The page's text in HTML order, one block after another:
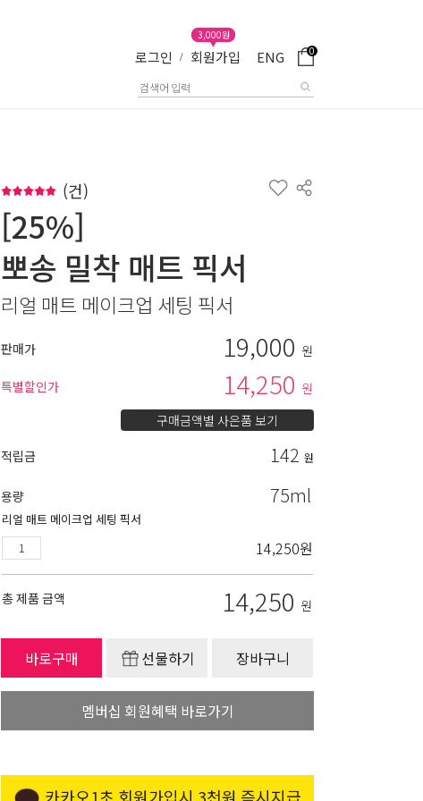
로그인 / 회원가입
3,000원
ENG 0
(건)
[25%]
뽀송 밀착 매트 픽서
리얼 매트 메이크업 세팅 픽서
판매가 19,000 원
특별할인가
14,250 원
구매금액별 사은품 보기
적립금
142 원
용량 75ml
리얼 매트 메이크업 세팅 픽서
14,250원
총 제품 금액 14,250 원
바로구매 선물하기 장바구니
멤버십 회원혜택 바로가기